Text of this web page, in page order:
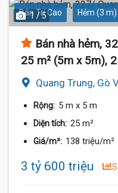
Dân Trí Cao Hẻm (3 m)
1 / 5
Bán nhà hẻm,
25 m² (5m x 5m),
Quang Trung, Gò
Rộng: 5 m x 5 m
Diện tích: 25 m²
Giá/m²: 138 triệu/m²
3 tỷ 600 triệu